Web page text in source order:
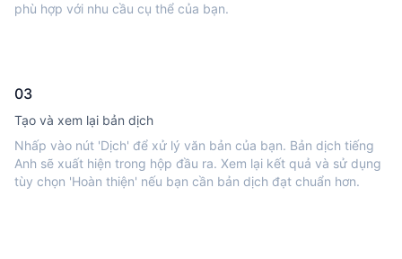
phù hợp với nhu cầu cụ thể của bạn.
03
Tạo và xem lại bản dịch
Nhấp vào nút 'Dịch' để xử lý văn bản của bạn. Bản dịch tiếng
Anh sẽ xuất hiện trong hộp đầu ra. Xem lại kết quả và sử dụng
tùy chọn 'Hoàn thiện' nếu bạn cần bản dịch đạt chuẩn hơn.